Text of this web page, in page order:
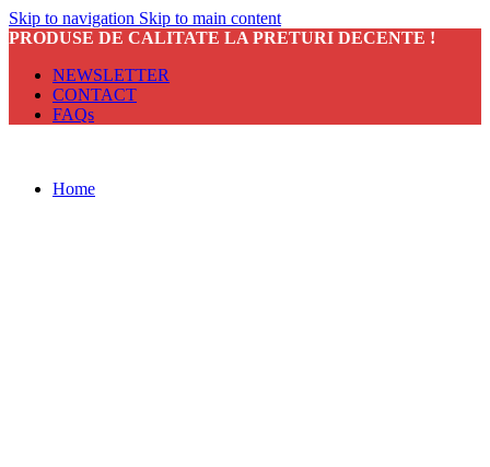
Skip to navigation Skip to main content
PRODUSE DE CALITATE LA PRETURI DECENTE !
NEWSLETTER
CONTACT
FAQs
Home